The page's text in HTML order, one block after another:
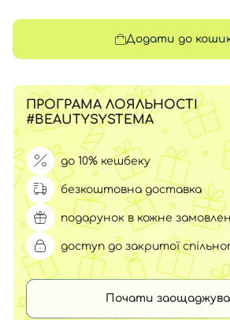
Додати до
ПРОГРАМА ЛОЯЛЬНОСТІ
#BEAUTYSYSTEMA
до 10% кешбеку
безкоштовна доставка
подарунок в кожне
доступ до закритої
Почати